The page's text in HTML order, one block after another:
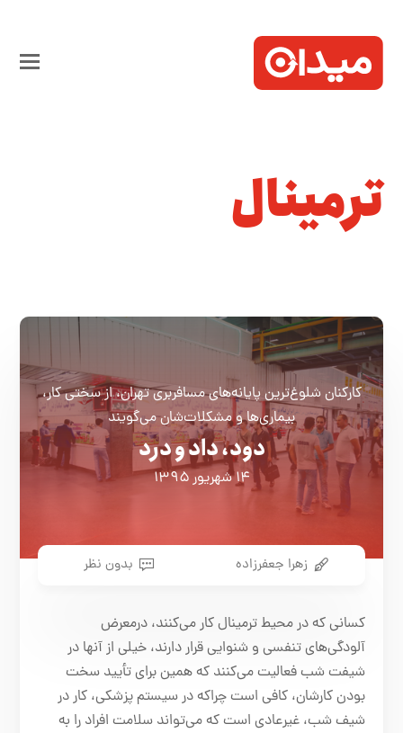
ترمینال
کارکنان شلوغ‌ترین پایانه‌های مسافربری تهران، از سختی کار،
بیماری‌ها و مشکلات‌شان می‌گویند
دود، داد و درد
۱۴ شهریور ۱۳۹۵
زهرا جعفرزاده بدون نظر
کسانی که در محیط‌ ترمینال کار می‌کنند، درمعرض
آلودگی‌های تنفسی و شنوایی قرار دارند، خیلی از آنها در
شیفت شب فعالیت می‌کنند که همین برای تأیید سخت
بودن کارشان، کافی است چراکه در سیستم پزشکی، کار در
شیف شب، غیرعادی است که می‌تواند سلامت افراد را به